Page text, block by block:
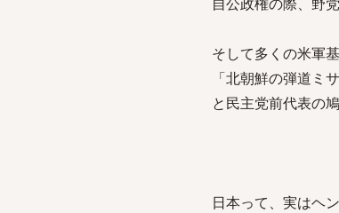
そして多くの米軍
「北朝鮮の弾道ミ
と民主党前代表の
日本って、実はヘ